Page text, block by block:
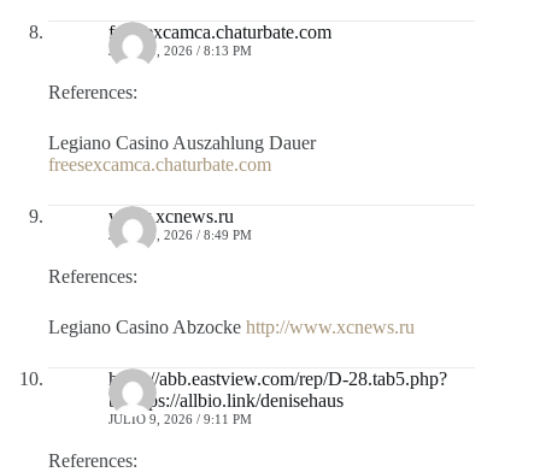
freesexcamca.chaturbate.com
JULIO 9, 2026 / 8:13 PM
References:
Legiano Casino Auszahlung Dauer
freesexcamca.chaturbate.com
www.xcnews.ru
JULIO 9, 2026 / 8:49 PM
References:
Legiano Casino Abzocke http://www.xcnews.ru
https://abb.eastview.com/rep/D-28.tab5.php?
b=https://allbio.link/denisehaus
JULIO 9, 2026 / 9:11 PM
References: